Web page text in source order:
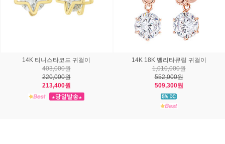
14K 18K 실비아드롭 귀걸이
544,000원
297,000원
288,100원
14K 18K 코첼라 귀걸이
730,000원
399,000원
387,100원